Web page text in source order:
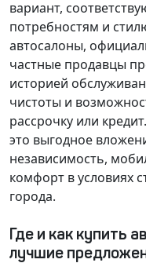
вариант,
потребностям и
автосалоны,
частные продавцы
историей
чистоты и
рассрочку или
это выгодное
независимость,
комфорт в условиях
города.
Где и как купить
лучшие